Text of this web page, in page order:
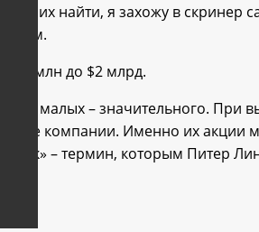
их найти, я захожу в скринер
$300 млн до $2 млрд.
от малых – значительного. При
компании. Именно их акции
– термин, которым Питер